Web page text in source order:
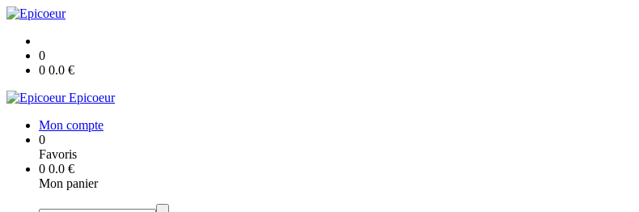
0
0 0.0 €
Epicoeur
Mon compte
0
Favoris
0 0.0 €
Mon panier